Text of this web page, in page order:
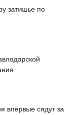
затишье по
впервые сядут за